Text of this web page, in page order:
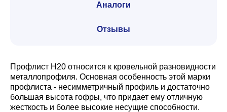
Аналоги
Отзывы
Профлист Н20 относится к кровельной разновидности
металлопрофиля. Основная особенность этой марки
профлиста - несимметричный профиль и достаточно
большая высота гофры, что придает ему отличную
жесткость и более высокие несущие способности.